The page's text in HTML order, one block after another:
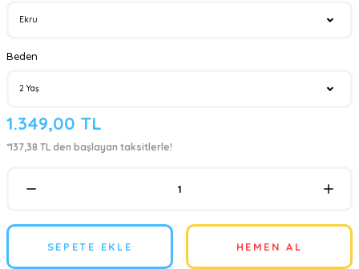
Beden
1.349,00 TL
*137,38 TL den başlayan taksitlerle!
SEPETE EKLE HEMEN AL